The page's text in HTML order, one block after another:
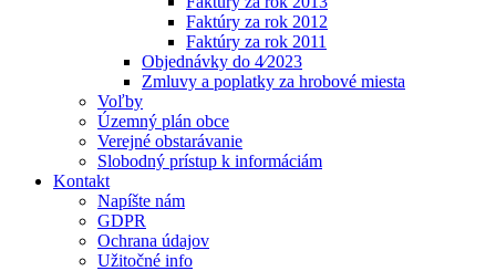
Faktúry za rok 2012
Faktúry za rok 2011
Objednávky do 4⁄2023
Zmluvy a poplatky za hrobové miesta
Voľby
Územný plán obce
Verejné obstarávanie
Slobodný prístup k informáciám
Kontakt
Napíšte nám
GDPR
Ochrana údajov
Užitočné info